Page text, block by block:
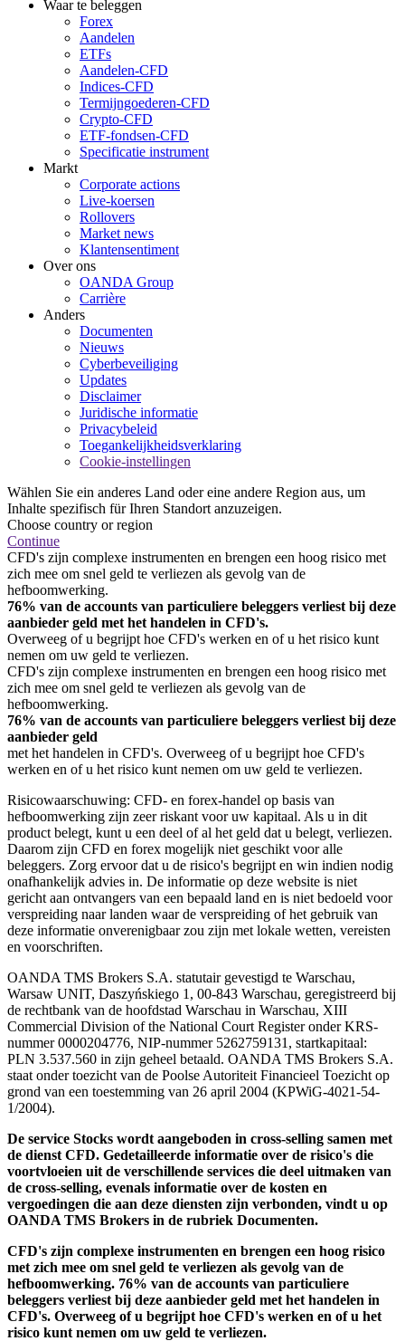
Waar te beleggen
Forex
Aandelen
ETFs
Aandelen-CFD
Indices-CFD
Termijngoederen-CFD
Crypto-CFD
ETF-fondsen-CFD
Specificatie instrument
Markt
Corporate actions
Live-koersen
Rollovers
Market news
Klantensentiment
Over ons
OANDA Group
Carrière
Anders
Documenten
Nieuws
Cyberbeveiliging
Updates
Disclaimer
Juridische informatie
Privacybeleid
Toegankelijkheidsverklaring
Cookie-instellingen
Wählen Sie ein anderes Land oder eine andere Region aus, um
Inhalte spezifisch für Ihren Standort anzuzeigen.
Choose country or region
Continue
CFD's zijn complexe instrumenten en brengen een hoog risico met
zich mee om snel geld te verliezen als gevolg van de
hefboomwerking.
76% van de accounts van particuliere beleggers verliest bij deze
aanbieder geld met het handelen in CFD's.
Overweeg of u begrijpt hoe CFD's werken en of u het risico kunt
nemen om uw geld te verliezen.
CFD's zijn complexe instrumenten en brengen een hoog risico met
zich mee om snel geld te verliezen als gevolg van de
hefboomwerking.
76% van de accounts van particuliere beleggers verliest bij deze
aanbieder geld
met het handelen in CFD's. Overweeg of u begrijpt hoe CFD's
werken en of u het risico kunt nemen om uw geld te verliezen.
Risicowaarschuwing: CFD- en forex-handel op basis van
hefboomwerking zijn zeer riskant voor uw kapitaal. Als u in dit
product belegt, kunt u een deel of al het geld dat u belegt, verliezen.
Daarom zijn CFD en forex mogelijk niet geschikt voor alle
beleggers. Zorg ervoor dat u de risico's begrijpt en win indien nodig
onafhankelijk advies in. De informatie op deze website is niet
gericht aan ontvangers van een bepaald land en is niet bedoeld voor
verspreiding naar landen waar de verspreiding of het gebruik van
deze informatie onverenigbaar zou zijn met lokale wetten, vereisten
en voorschriften.
OANDA TMS Brokers S.A. statutair gevestigd te Warschau,
Warsaw UNIT, Daszyńskiego 1, 00-843 Warschau, geregistreerd bij
de rechtbank van de hoofdstad Warschau in Warschau, XIII
Commercial Division of the National Court Register onder KRS-
nummer 0000204776, NIP-nummer 5262759131, startkapitaal:
PLN 3.537.560 in zijn geheel betaald. OANDA TMS Brokers S.A.
staat onder toezicht van de Poolse Autoriteit Financieel Toezicht op
grond van een toestemming van 26 april 2004 (KPWiG-4021-54-
1/2004).
De service Stocks wordt aangeboden in cross-selling samen met
de dienst CFD. Gedetailleerde informatie over de risico's die
voortvloeien uit de verschillende services die deel uitmaken van
de cross-selling, evenals informatie over de kosten en
vergoedingen die aan deze diensten zijn verbonden, vindt u op
OANDA TMS Brokers in de rubriek Documenten.
CFD's zijn complexe instrumenten en brengen een hoog risico
met zich mee om snel geld te verliezen als gevolg van de
hefboomwerking. 76% van de accounts van particuliere
beleggers verliest bij deze aanbieder geld met het handelen in
CFD's. Overweeg of u begrijpt hoe CFD's werken en of u het
risico kunt nemen om uw geld te verliezen.